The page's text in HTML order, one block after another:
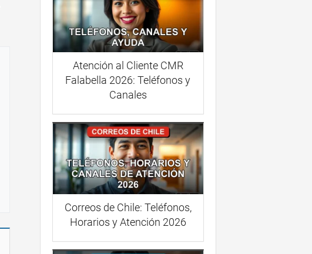
Atención al Cliente CMR
Falabella 2026: Teléfonos y
Canales
Correos de Chile: Teléfonos,
Horarios y Atención 2026